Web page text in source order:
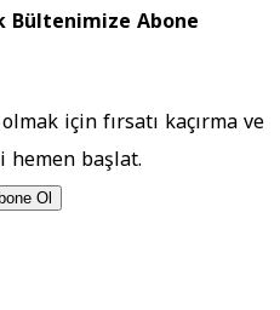
Bültenimize Abone
için fırsatı kaçırma ve
başlat.
Ol